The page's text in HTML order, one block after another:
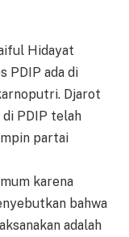
Hidayat
PDIP ada di
Djarot
di PDIP telah
partai
karena
bahwa
adalah